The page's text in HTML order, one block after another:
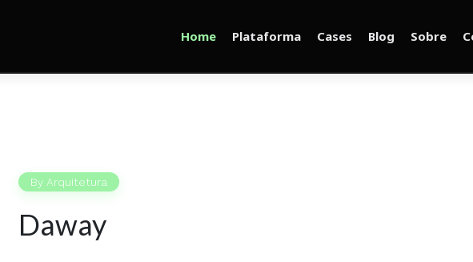
Home Plataforma Cases Blog Sobre
By Arquitetura
Daway